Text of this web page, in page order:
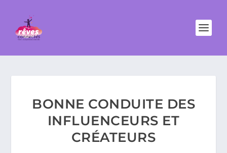
BONNE CONDUITE DES
INFLUENCEURS ET
CRÉATEURS